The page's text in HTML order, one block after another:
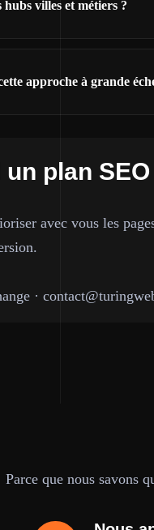
villes et métiers ?
approche à grande
plan
avec vous les
·
Parce que nous savons